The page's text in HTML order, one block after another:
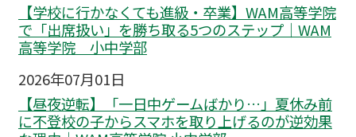
【学校に行かなくても進級・卒業】WAM高等学院
で「出席扱い」を勝ち取る5つのステップ｜WAM
高等学院 小中学部
2026年07月01日
【昼夜逆転】「一日中ゲームばかり…」夏休み前
に不登校の子からスマホを取り上げるのが逆効果